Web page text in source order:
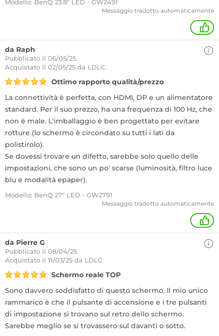
Modello: BenQ 23.8" LED - GW2491
Messaggio tradotto automaticamente
+
da Raph
Pubblicato il 06/05/25.
Acquistato il 02/05/25 da LDLC
Ottimo rapporto qualità/prezzo
La connettività è perfetta, con HDMI, DP e un alimentatore
standard. Per il suo prezzo, ha una frequenza di 100 Hz, che
non è male. L'imballaggio è ben progettato per evitare
rotture (lo schermo è circondato su tutti i lati da
polistirolo).
Se dovessi trovare un difetto, sarebbe solo quello delle
impostazioni, che sono un po' scarse (luminosità, filtro luce
blu e modalità epaper).
Modello: BenQ 27" LED - GW2791
Messaggio tradotto automaticamente
+
da Pierre G
Pubblicato il 08/04/25.
Acquistato il 11/03/25 da LDLC
Schermo reale TOP
Sono davvero soddisfatto di questo schermo. Il mio unico
rammarico è che il pulsante di accensione e i tre pulsanti
di impostazione si trovano sul retro dello schermo.
Sarebbe meglio se si trovassero sul davanti o sotto.